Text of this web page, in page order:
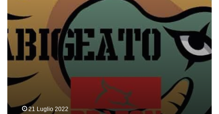
21 Luglio 2022